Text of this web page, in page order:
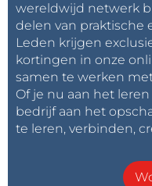
wereldwijd netwerk
delen van praktische
Leden krijgen
kortingen in onze
samen te werken
Of je nu aan het
bedrijf aan het
te leren, verbinden,